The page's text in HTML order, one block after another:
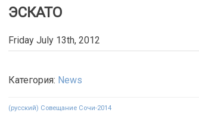
ЭСКАТО
Friday July 13th, 2012
Категория: News
Post
(русский) Совещание Сочи-2014